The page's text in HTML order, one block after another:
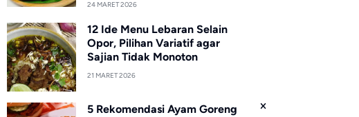
24 MARET 2026
12 Ide Menu Lebaran Selain
Opor, Pilihan Variatif agar
Sajian Tidak Monoton
21 MARET 2026
5 Rekomendasi Ayam Goreng